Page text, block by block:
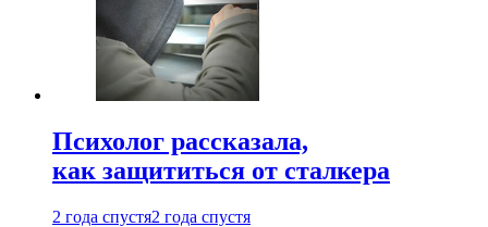
Психолог рассказала,
как защититься от сталкера
2 года спустя2 года спустя